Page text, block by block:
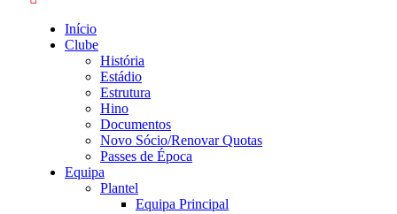
Início
Clube
História
Estádio
Estrutura
Hino
Documentos
Novo Sócio/Renovar Quotas
Passes de Época
Equipa
Plantel
Equipa Principal